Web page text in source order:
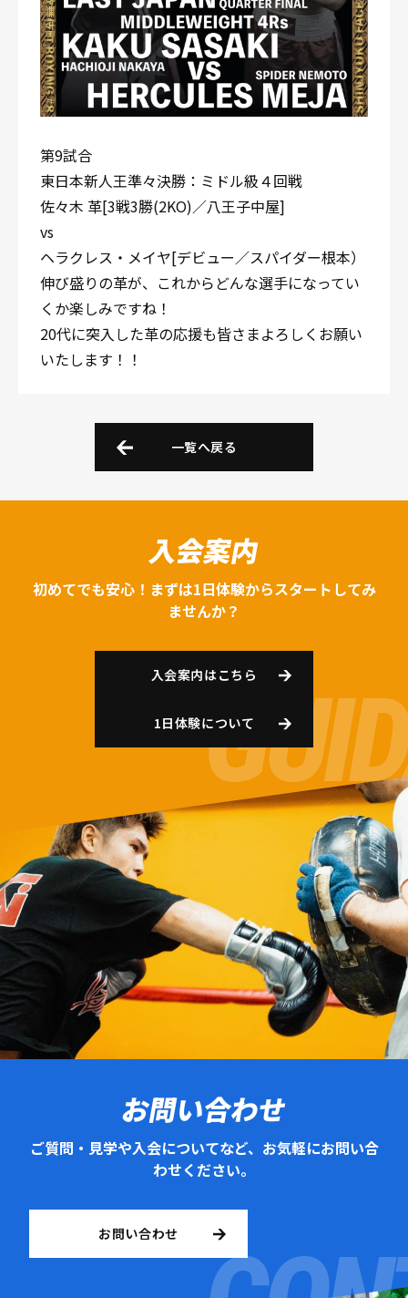
第9試合
東日本新人王準々決勝：ミドル級４回戦
佐々木 革[3戦3勝(2KO)／八王子中屋]
vs
ヘラクレス・メイヤ[デビュー／スパイダー根本）
伸び盛りの革が、これからどんな選手になってい
くか楽しみですね！
20代に突入した革の応援も皆さまよろしくお願い
いたします！！
一覧へ戻る
入会案内
初めてでも安心！まずは1日体験からスタートしてみ
ませんか？
入会案内はこちら
1日体験について
お問い合わせ
ご質問・見学や入会についてなど、お気軽にお問い合
わせください。
お問い合わせ